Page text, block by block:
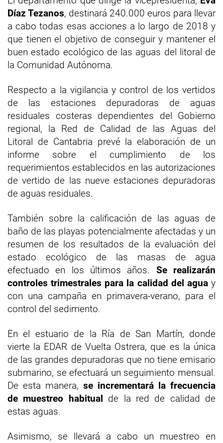
Díaz Tezanos, destinará 240.000 euros para llevar
a cabo todas esas acciones a lo largo de 2018 y
que tienen el objetivo de conseguir y mantener el
buen estado ecológico de las aguas del litoral de
la Comunidad Autónoma.
Respecto a la vigilancia y control de los vertidos
de las estaciones depuradoras de aguas
residuales costeras dependientes del Gobierno
regional, la Red de Calidad de las Aguas del
Litoral de Cantabria prevé la elaboración de un
informe sobre el cumplimiento de los
requerimientos establecidos en las autorizaciones
de vertido de las nueve estaciones depuradoras
de aguas residuales.
También sobre la calificación de las aguas de
baño de las playas potencialmente afectadas y un
resumen de los resultados de la evaluación del
estado ecológico de las masas de agua
efectuado en los últimos años. Se realizarán
controles trimestrales para la calidad del aguay
con una campaña en primavera-verano, para el
control del sedimento.
En el estuario de la Ría de San Martín, donde
vierte la EDAR de Vuelta Ostrera, que es la única
de las grandes depuradoras que no tiene emisario
submarino, se efectuará un seguimiento mensual.
De esta manera, se incrementará la frecuencia
de muestreo habitual de la red de calidad de
estas aguas.
Asimismo, se llevará a cabo un muestreo en